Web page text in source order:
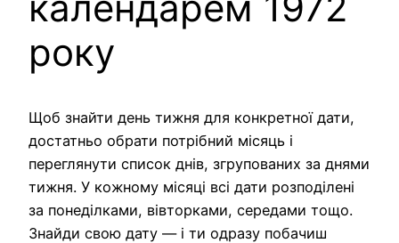
року
Щоб знайти день тижня для конкретної дати,
достатньо обрати потрібний місяць і
переглянути список днів, згрупованих за днями
тижня. У кожному місяці всі дати розподілені
за понеділками, вівторками, середами тощо.
Знайди свою дату — і ти одразу побачиш